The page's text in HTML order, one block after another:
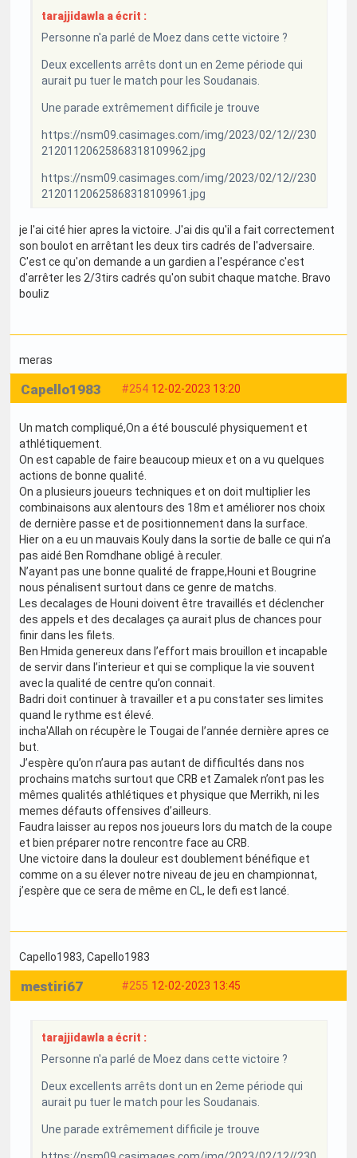
tarajjidawla a écrit :
Personne n'a parlé de Moez dans cette victoire ?
Deux excellents arrêts dont un en 2eme période qui
aurait pu tuer le match pour les Soudanais.
Une parade extrêmement difficile je trouve
https://nsm09.casimages.com/img/2023/02/12//230
21201120625868318109962.jpg
https://nsm09.casimages.com/img/2023/02/12//230
21201120625868318109961.jpg
je l'ai cité hier apres la victoire. J'ai dis qu'il a fait correctement
son boulot en arrêtant les deux tirs cadrés de l'adversaire.
C'est ce qu'on demande a un gardien a l'espérance c'est
d'arrêter les 2/3tirs cadrés qu'on subit chaque matche. Bravo
bouliz
meras
#254 12-02-2023 13:20
Capello1983
Un match compliqué,On a été bousculé physiquement et
athlétiquement.
On est capable de faire beaucoup mieux et on a vu quelques
actions de bonne qualité.
On a plusieurs joueurs techniques et on doit multiplier les
combinaisons aux alentours des 18m et améliorer nos choix
de dernière passe et de positionnement dans la surface.
Hier on a eu un mauvais Kouly dans la sortie de balle ce qui n’a
pas aidé Ben Romdhane obligé à reculer.
N’ayant pas une bonne qualité de frappe,Houni et Bougrine
nous pénalisent surtout dans ce genre de matchs.
Les decalages de Houni doivent être travaillés et déclencher
des appels et des decalages ça aurait plus de chances pour
finir dans les filets.
Ben Hmida genereux dans l’effort mais brouillon et incapable
de servir dans l’interieur et qui se complique la vie souvent
avec la qualité de centre qu’on connait.
Badri doit continuer à travailler et a pu constater ses limites
quand le rythme est élevé.
incha'Allah on récupère le Tougai de l’année dernière apres ce
but.
J’espère qu’on n’aura pas autant de difficultés dans nos
prochains matchs surtout que CRB et Zamalek n’ont pas les
mêmes qualités athlétiques et physique que Merrikh, ni les
memes défauts offensives d’ailleurs.
Faudra laisser au repos nos joueurs lors du match de la coupe
et bien préparer notre rencontre face au CRB.
Une victoire dans la douleur est doublement bénéfique et
comme on a su élever notre niveau de jeu en championnat,
j’espère que ce sera de même en CL, le defi est lancé.
Capello1983, Capello1983
#255 12-02-2023 13:45
mestiri67
tarajjidawla a écrit :
Personne n'a parlé de Moez dans cette victoire ?
Deux excellents arrêts dont un en 2eme période qui
aurait pu tuer le match pour les Soudanais.
Une parade extrêmement difficile je trouve